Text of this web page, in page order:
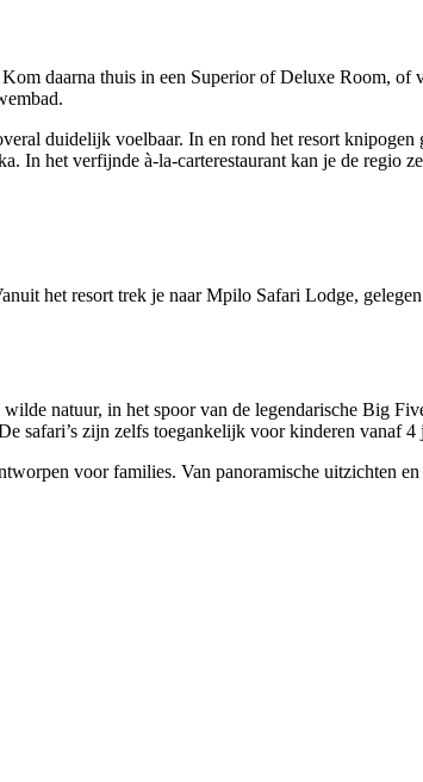
daarna thuis in een Superior of Deluxe Room, of
duidelijk voelbaar. In en rond het resort
het verfijnde à-la-carterestaurant kan je de regio
het resort trek je naar Mpilo Safari Lodge,
natuur, in het spoor van de legendarische Big
safari’s zijn zelfs toegankelijk voor kinderen vanaf 4
voor families. Van panoramische uitzichten